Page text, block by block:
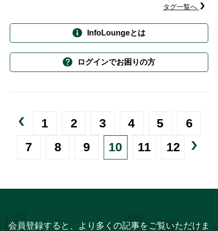
タグ一覧へ
InfoLoungeとは
ログインでお困りの方
1 2 3 4 5
6
7
8 9 10 11 12
会員登録すると、より多くの記事をご覧いただけま